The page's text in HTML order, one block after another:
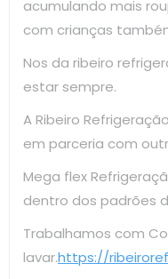
acumulando mais
com crianças
Nos da ribeiro
estar sempre.
A Ribeiro
em parceria com
Mega flex
dentro dos padrões
Trabalhamos com
lavar.https://